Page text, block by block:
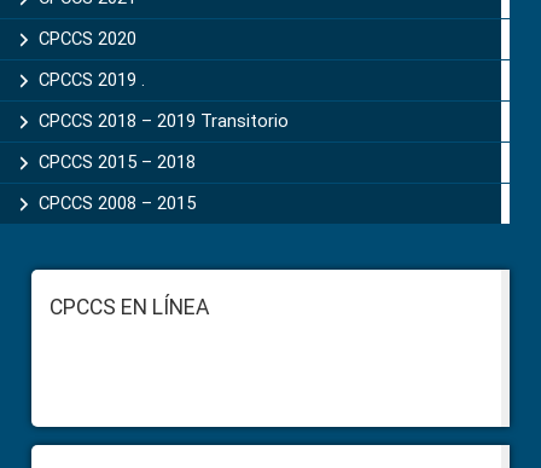
CPCCS 2020
CPCCS 2019 .
CPCCS 2018 – 2019 Transitorio
CPCCS 2015 – 2018
CPCCS 2008 – 2015
FooterCPCCS EN LÍNEA